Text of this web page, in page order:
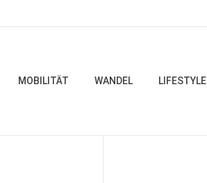
MOBILITÄT WANDEL LIFESTYLE